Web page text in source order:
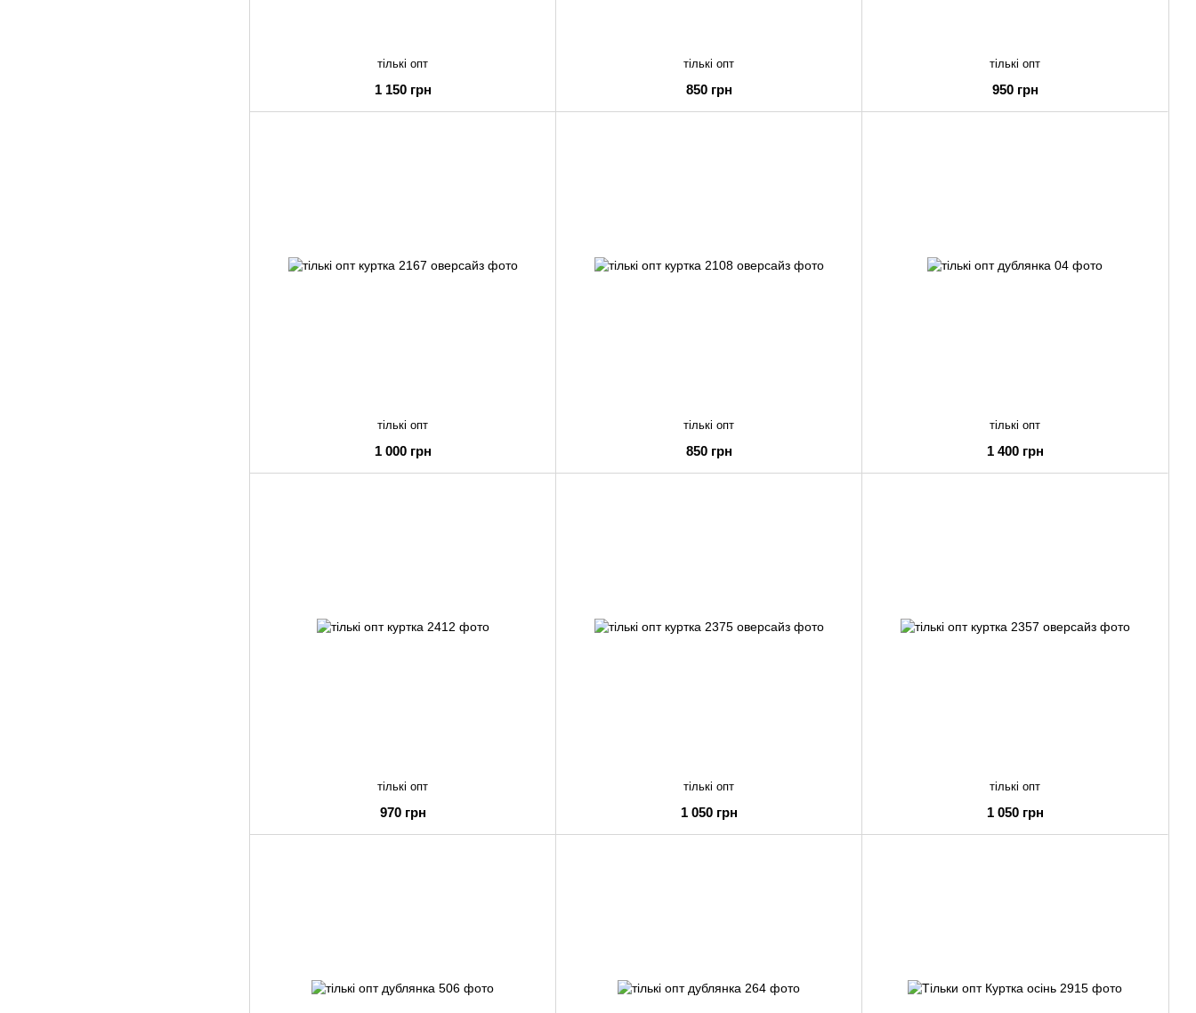
тількі опт
1 150 грн
тількі опт
850 грн
тількі опт
950 грн
тількі опт
1 000 грн
тількі опт
850 грн
тількі опт
1 400 грн
тількі опт
970 грн
тількі опт
1 050 грн
тількі опт
1 050 грн